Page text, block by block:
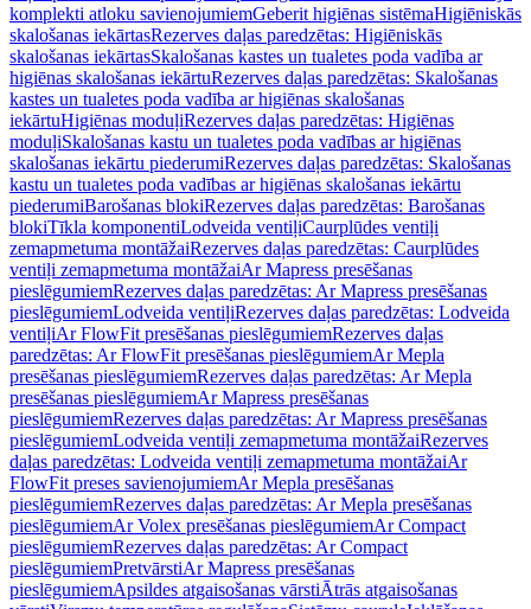
komplekti atloku savienojumiemGeberit higiēnas sistēmaHigiēniskās
skalošanas iekārtasRezerves daļas paredzētas: Higiēniskās
skalošanas iekārtasSkalošanas kastes un tualetes poda vadība ar
higiēnas skalošanas iekārtuRezerves daļas paredzētas: Skalošanas
kastes un tualetes poda vadība ar higiēnas skalošanas
iekārtuHigiēnas moduļiRezerves daļas paredzētas: Higiēnas
moduļiSkalošanas kastu un tualetes poda vadības ar higiēnas
skalošanas iekārtu piederumiRezerves daļas paredzētas: Skalošanas
kastu un tualetes poda vadības ar higiēnas skalošanas iekārtu
piederumiBarošanas blokiRezerves daļas paredzētas: Barošanas
blokiTīkla komponentiLodveida ventiļiCaurplūdes ventiļi
zemapmetuma montāžaiRezerves daļas paredzētas: Caurplūdes
ventiļi zemapmetuma montāžaiAr Mapress presēšanas
pieslēgumiemRezerves daļas paredzētas: Ar Mapress presēšanas
pieslēgumiemLodveida ventiļiRezerves daļas paredzētas: Lodveida
ventiļiAr FlowFit presēšanas pieslēgumiemRezerves daļas
paredzētas: Ar FlowFit presēšanas pieslēgumiemAr Mepla
presēšanas pieslēgumiemRezerves daļas paredzētas: Ar Mepla
presēšanas pieslēgumiemAr Mapress presēšanas
pieslēgumiemRezerves daļas paredzētas: Ar Mapress presēšanas
pieslēgumiemLodveida ventiļi zemapmetuma montāžaiRezerves
daļas paredzētas: Lodveida ventiļi zemapmetuma montāžaiAr
FlowFit preses savienojumiemAr Mepla presēšanas
pieslēgumiemRezerves daļas paredzētas: Ar Mepla presēšanas
pieslēgumiemAr Volex presēšanas pieslēgumiemAr Compact
pieslēgumiemRezerves daļas paredzētas: Ar Compact
pieslēgumiemPretvārstiAr Mapress presēšanas
pieslēgumiemApsildes atgaisošanas vārstiĀtrās atgaisošanas